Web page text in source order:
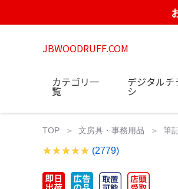
JBWOODRUFF.COM
カテゴリ一
覧
デジタルチ
シ
TOP 文房具・事務用品 筆
(2779)